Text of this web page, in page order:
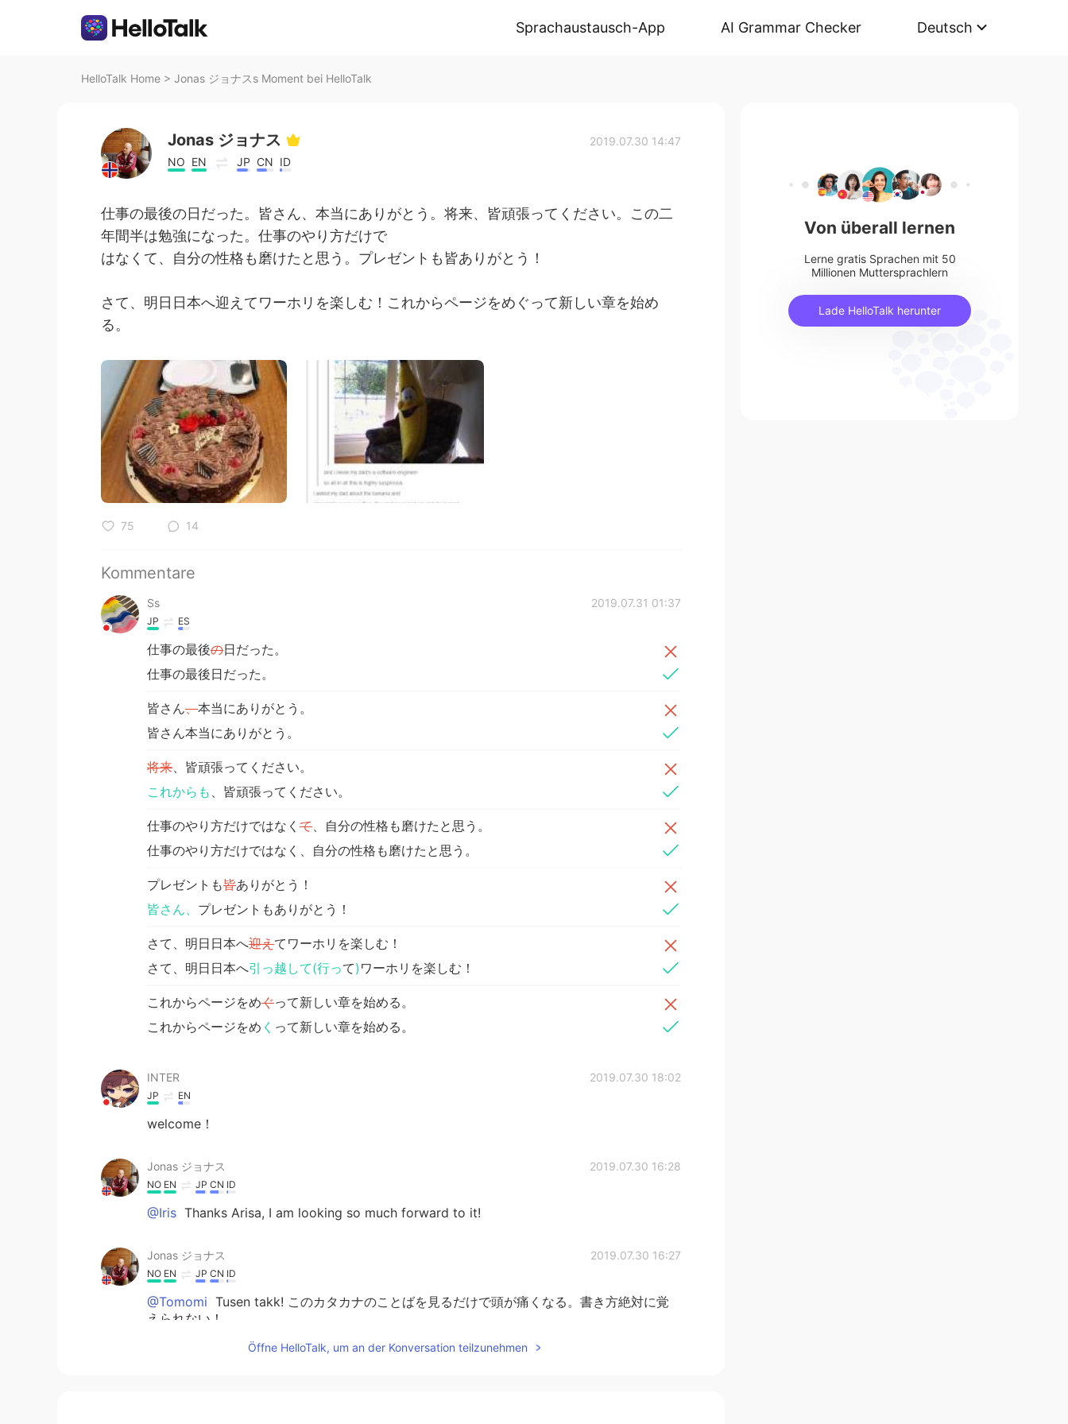
Sprachaustausch-App AI Grammar Checker Deutsch
HelloTalk Home > Jonas ジョナスs Moment bei HelloTalk
Jonas ジョナス
NO EN JP CN ID
2019.07.30 14:47
仕事の最後の日だった。皆さん、本当にありがとう。将来、皆頑張ってください。この二
年間半は勉強になった。仕事のやり方だけで
はなくて、自分の性格も磨けたと思う。プレゼントも皆ありがとう！
さて、明日日本へ迎えてワーホリを楽しむ！これからページをめぐって新しい章を始め
る。
75 14
Kommentare
Ss 2019.07.31 01:37
JP ES
仕事の最後の日だった。
仕事の最後日だった。
皆さん、本当にありがとう。
皆さん本当にありがとう。
将来 、皆頑張ってください。
これからも 、皆頑張ってください。
仕事のやり方だけではなく て 、自分の性格も磨けたと思う。
仕事のやり方だけではなく、自分の性格も磨けたと思う。
プレゼントも皆ありがとう！
皆さん、 プレゼントもありがとう！
さて、明日日本へ迎えてワーホリを楽しむ！
さて、明日日本へ引っ越して(行って) ワーホリを楽しむ！
これからページをめぐって新しい章を始める。
これからページをめ く って新しい章を始める。
INTER 2019.07.30 18:02
JP EN
welcome！
Jonas ジョナス 2019.07.30 16:28
NO EN JP CN ID
@Iris Thanks Arisa, I am looking so much forward to it!
Jonas ジョナス 2019.07.30 16:27
NO EN JP CN ID
@Tomomi Tusen takk! このカタカナのことばを見るだけで頭が痛くなる。書き方絶対に覚
えられない！
Öffne HelloTalk, um an der Konversation teilzunehmen
Von überall lernen
Lerne gratis Sprachen mit 50
Millionen Muttersprachlern
Lade HelloTalk herunter